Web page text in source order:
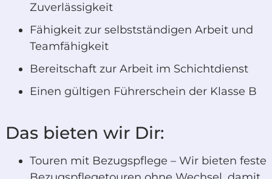
Zuverlässigkeit
Fähigkeit zur selbstständigen Arbeit und
Teamfähigkeit
Bereitschaft zur Arbeit im Schichtdienst
Einen gültigen Führerschein der Klasse B
Das bieten wir Dir:
Touren mit Bezugspflege – Wir bieten feste